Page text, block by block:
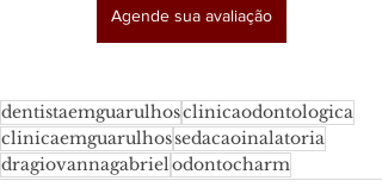
Agende sua avaliação
dentistaemguarulhosclinicaodontologica
clinicaemguarulhossedacaoinalatoria
dragiovannagabriel odontocharm